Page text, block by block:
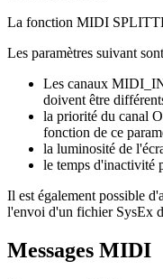
La fonction MIDI
Les paramètres suivant
Les canaux
doivent être
la priorité du canal
fonction de ce
la luminosité de
le temps d'inactivité
Il est également possible
l'envoi d'un fichier SysEx
Messages MIDI